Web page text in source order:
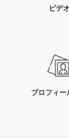
ビデオ
プロフィー